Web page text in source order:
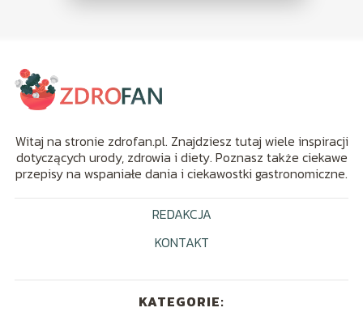
Witaj na stronie zdrofan.pl. Znajdziesz tutaj wiele inspiracji
dotyczących urody, zdrowia i diety. Poznasz także ciekawe
przepisy na wspaniałe dania i ciekawostki gastronomiczne.
REDAKCJA
KONTAKT
KATEGORIE: